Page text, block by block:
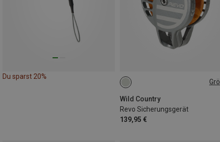
Du sparst 20%
Wild Country
Revo Sicherungsgerät
139,95 €
UNI